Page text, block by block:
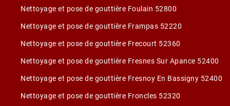
Nettoyage et pose de gouttière Foulain 52800
Nettoyage et pose de gouttière Frampas 52220
Nettoyage et pose de gouttière Frecourt 52360
Nettoyage et pose de gouttière Fresnes Sur Apance 52400
Nettoyage et pose de gouttière Fresnoy En Bassigny 52400
Nettoyage et pose de gouttière Froncles 52320